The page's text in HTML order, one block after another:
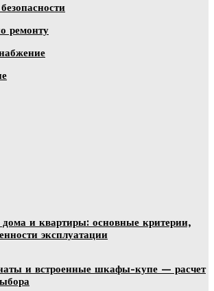
ремонту
и квартиры: основные критерии,
эксплуатации
и встроенные шкафы-купе — расчет